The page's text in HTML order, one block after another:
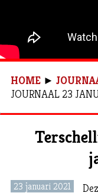
HOME►
JOURNAAL 23
23 januari 2021